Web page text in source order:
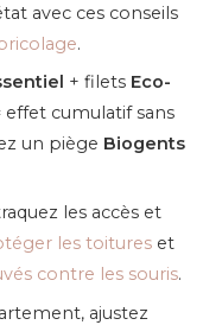
avec ces conseils
.
+ filets Eco-
effet cumulatif sans
un piège Biogents
les accès et
les toitures et
contre les souris.
ajustez